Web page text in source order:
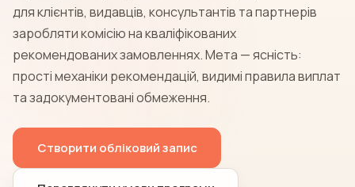
для клієнтів, видавців, консультантів та партнерів
заробляти комісію на кваліфікованих
рекомендованих замовленнях. Мета — ясність:
прості механіки рекомендацій, видимі правила виплат
та задокументовані обмеження.
Створити обліковий запис